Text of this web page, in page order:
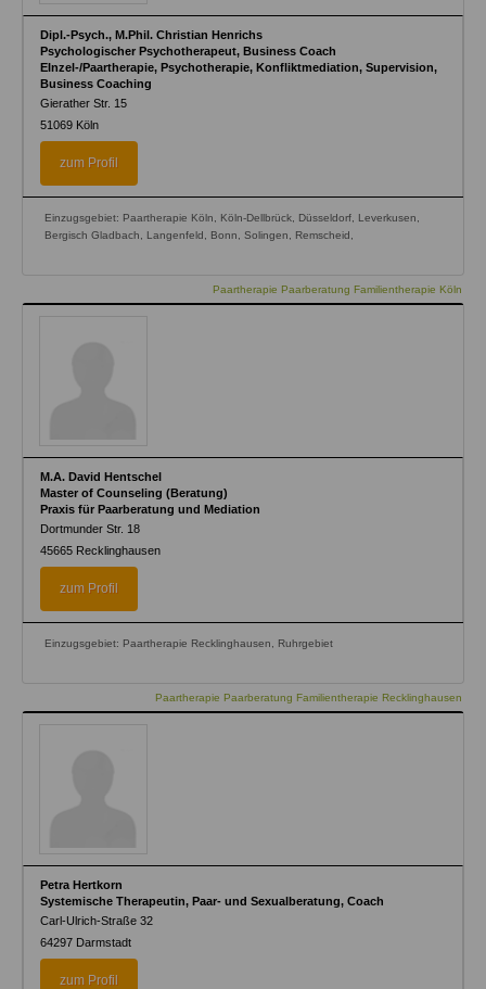
Dipl.-Psych., M.Phil. Christian Henrichs
Psychologischer Psychotherapeut, Business Coach
EInzel-/Paartherapie, Psychotherapie, Konfliktmediation, Supervision,
Business Coaching
Gierather Str. 15
51069 Köln
zum Profil
Einzugsgebiet: Paartherapie Köln, Köln-Dellbrück, Düsseldorf, Leverkusen,
Bergisch Gladbach, Langenfeld, Bonn, Solingen, Remscheid,
Paartherapie Paarberatung Familientherapie Köln
M.A. David Hentschel
Master of Counseling (Beratung)
Praxis für Paarberatung und Mediation
Dortmunder Str. 18
45665 Recklinghausen
zum Profil
Einzugsgebiet: Paartherapie Recklinghausen, Ruhrgebiet
Paartherapie Paarberatung Familientherapie Recklinghausen
Petra Hertkorn
Systemische Therapeutin, Paar- und Sexualberatung, Coach
Carl-Ulrich-Straße 32
64297 Darmstadt
zum Profil